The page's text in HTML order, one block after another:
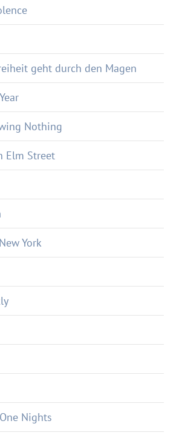
geht durch den Magen
Nothing
Elm Street
York
Nights